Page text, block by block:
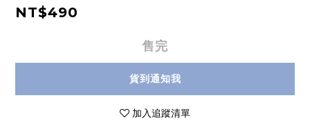
NT$490
售完
貨到通知我
加入追蹤清單